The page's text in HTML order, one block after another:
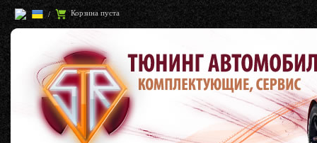
/ Корзина пуста